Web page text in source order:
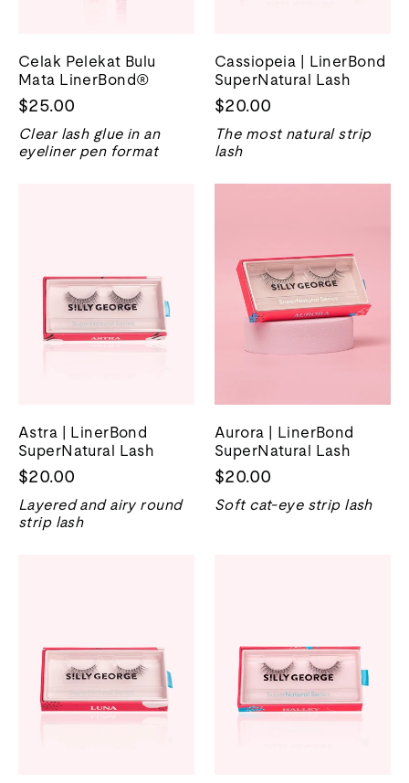
Celak Pelekat Bulu
Mata LinerBond®
$25.00
Clear lash glue in an
eyeliner pen format
Cassiopeia | LinerBond
SuperNatural Lash
$20.00
The most natural strip
lash
Astra | LinerBond
SuperNatural Lash
$20.00
Layered and airy round
strip lash
Aurora | LinerBond
SuperNatural Lash
$20.00
Soft cat-eye strip lash